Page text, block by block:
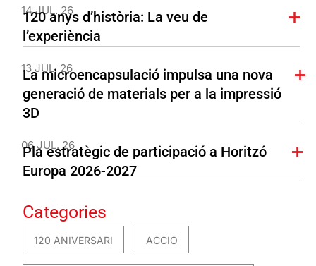
14 JUL. 26
120 anys d’història: La veu de
l’experiència
13 JUL. 26
La microencapsulació impulsa una nova
generació de materials per a la impressió
3D
06 JUL. 26
Pla estratègic de participació a Horitzó
Europa 2026-2027
Categories
120 ANIVERSARI ACCIO